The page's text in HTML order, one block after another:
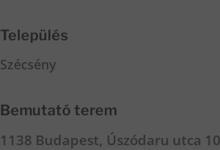
Település
Szécsény
Bemutató terem
1138 Budapest, Úszódaru utca